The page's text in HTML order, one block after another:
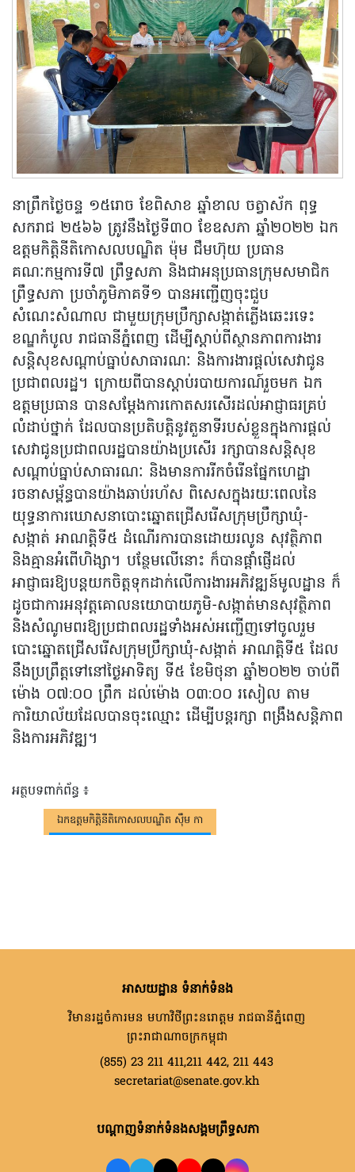
នាព្រឹកថ្ងៃចន្ទ ១៥រោច ខែពិសាខ ឆ្នាំខាល ចត្វាស័ក ពុទ្ធ
សករាជ ២៥៦៦ ត្រូវនឹងថ្ងៃទី៣០ ខែឧសភា ឆ្នាំ២០២២ ឯក
ឧត្តមកិត្តិនីតិកោសលបណ្ឌិត ម៉ុម ជឹមហ៊ុយ ប្រធាន
គណៈកម្មការទី៧ ព្រឹទ្ធសភា និងជាអនុប្រធានក្រុមសមាជិក
ព្រឹទ្ធសភា ប្រចាំភូមិភាគទី១ បានអញ្ជើញចុះជួប
សំណេះសំណាល ជាមួយក្រុមប្រឹក្សាសង្កាត់ភ្លើងឆេះរទេះ
ខណ្ឌកំបូល រាជធានីភ្នំពេញ ដើម្បីស្តាប់ពីស្ថានភាពការងារ
សន្តិសុខសណ្តាប់ធ្នាប់សាធារណៈ និងការងារផ្តល់សេវាជូន
ប្រជាពលរដ្ឋ។ ក្រោយពីបានស្តាប់របាយការណ៍រួចមក ឯក
ឧត្តមប្រធាន បានសម្តែងការកោតសរសើរដល់អាជ្ញាធរគ្រប់
លំដាប់ថ្នាក់ ដែលបានប្រតិបត្តិនូវតួនាទីរបស់ខ្លួនក្នុងការផ្តល់
សេវាជូនប្រជាពលរដ្ឋបានយ៉ាងប្រសើរ រក្សាបានសន្តិសុខ
សណ្តាប់ធ្នាប់សាធារណៈ និងមានការរីកចំរើនផ្នែកហេដ្ឋា
រចនាសម័្ពន្ធបានយ៉ាងឆាប់រហ័ស ពិសេសក្នុងរយៈពេលនៃ
យុទ្ធនាការឃោសនាបោះឆ្នោតជ្រើសរើសក្រុមប្រឹក្សាឃុំ-
សង្កាត់ អាណត្តិទី៥ ដំណើរការបានដោយរលូន សុវត្ថិភាព
និងគ្មានអំពើហិង្សា។ បន្ថែមលើនោះ ក៏បានផ្តាំផ្ញើដល់
អាជ្ញាធរឱ្យបន្តយកចិត្តទុកដាក់លើការងារអភិវឌ្ឍន៍មូលដ្ឋាន ក៏
ដូចជាការអនុវត្តគោលនយោបាយភូមិ-សង្កាត់មានសុវត្ថិភាព
និងសំណូមពរឱ្យប្រជាពលរដ្ឋទាំងអស់អញ្ជើញទៅចូលរួម
បោះឆ្នោតជ្រើសរើសក្រុមប្រឹក្សាឃុំ-សង្កាត់ អាណត្តិទី៥ ដែល
នឹងប្រព្រឹត្តទៅនៅថ្ងៃអាទិត្យ ទី៥ ខែមិថុនា ឆ្នាំ២០២២ ចាប់ពី
ម៉ោង ០៧:០០ ព្រឹក ដល់ម៉ោង ០៣:០០ រសៀល តាម
ការិយាល័យដែលបានចុះឈ្មោះ ដើម្បីបន្តរក្សា ពង្រឹងសន្តិភាព
និងការអភិវឌ្ឍ។
អត្ថបទពាក់ព័ន្ធ ៖
ឯកឧត្តមកិត្តិនីតិកោសលបណ្ឌិត ស៊ឹម កា
អាសយដ្ឋាន ទំនាក់ទំនង
វិមានរដ្ឋចំការមន មហាវិថីព្រះនរោត្តម រាជធានីភ្នំពេញ
ព្រះរាជាណាចក្រកម្ពុជា
(855) 23 211 411,211 442, 211 443
secretariat@senate.gov.kh
បណ្តាញទំនាក់ទំនងសង្គមព្រឹទ្ធសភា